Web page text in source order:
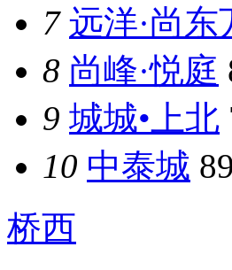
7 远洋·尚东
8 尚峰·悦庭
9 城城•上北
10 中泰城
桥西